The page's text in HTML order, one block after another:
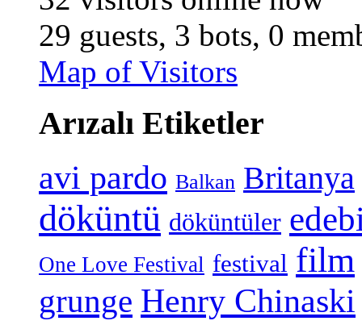
29 guests, 3 bots, 0
Map of Visitors
Arızalı Etiketler
avi pardo Balkan Britanya
döküntü döküntüler
One Love Festival festival film
grunge Henry Chinaski